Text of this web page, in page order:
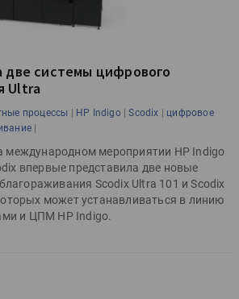
две системы цифрового
Ultra
процессы | HP Indigo|Scodix | цифровое
|
международном мероприятии HP Indigo
впервые представила две новые
Scodix Ultra 101 и Scodix
может устанавливаться в линию
и ЦПМ HP Indigo.